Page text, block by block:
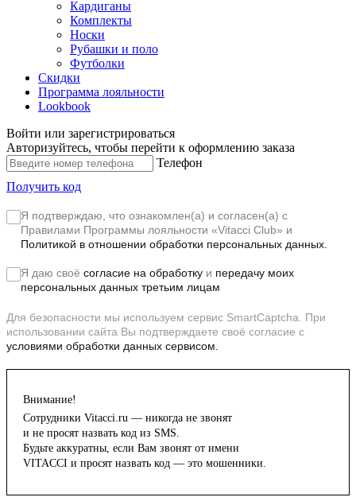
Кардиганы
Комплекты
Носки
Рубашки и поло
Футболки
Скидки
Программа лояльности
Lookbook
Войти или зарегистрироваться
Авторизуйтесь, чтобы перейти к оформлению заказа
Телефон
Получить код
Я подтверждаю, что ознакомлен(а) и согласен(а) с
Правилами Программы лояльности «Vitacci Club» и
Политикой в отношении обработки персональных данных.
Я даю своё согласие на обработку и передачу моих
персональных данных третьим лицам
Для безопасности мы используем сервис SmartCaptcha. При
использовании сайта Вы подтверждаете своё согласие с
условиями обработки данных сервисом.
Внимание!
Сотрудники Vitacci.ru — никогда не звонят
и не просят назвать код из SMS.
Будьте аккуратны, если Вам звонят от имени
VITACCI и просят назвать код — это мошенники.